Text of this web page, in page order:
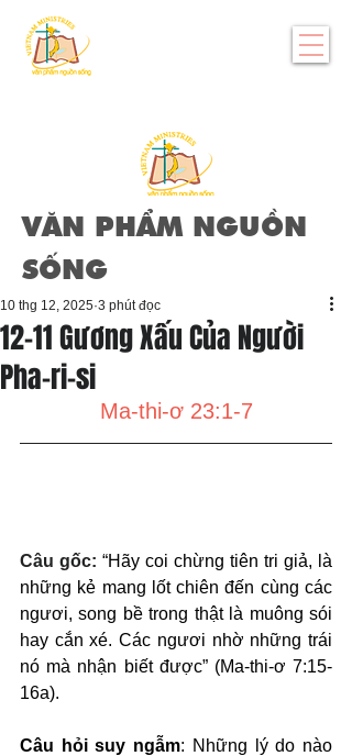
VĂN PHẨM NGUỒN
SỐNG
12-11 Gương Xấu Của Người
Pha-ri-si
10 thg 12, 2025 3 phút đọc
Ma-thi-ơ 23:1-7
Câu gốc: “Hãy coi chừng tiên tri giả, là
những kẻ mang lốt chiên đến cùng các
ngươi, song bề trong thật là muông sói
hay cắn xé. Các ngươi nhờ những trái
nó mà nhận biết được” (Ma-thi-ơ 7:15-
16a).
Câu hỏi suy ngẫm: Những lý do nào